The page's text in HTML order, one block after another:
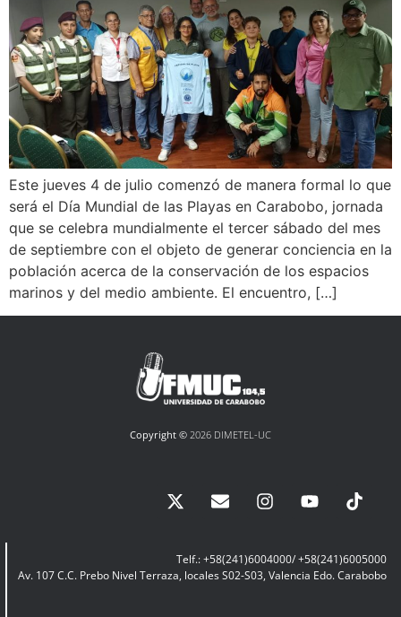
Este jueves 4 de julio comenzó de manera formal lo que
será el Día Mundial de las Playas en Carabobo, jornada
que se celebra mundialmente el tercer sábado del mes
de septiembre con el objeto de generar conciencia en la
población acerca de la conservación de los espacios
marinos y del medio ambiente. El encuentro, […]
Copyright © 2026 DIMETEL-UC
Telf.: +58(241)6004000/ +58(241)6005000
Av. 107 C.C. Prebo Nivel Terraza, locales S02-S03, Valencia Edo. Carabobo